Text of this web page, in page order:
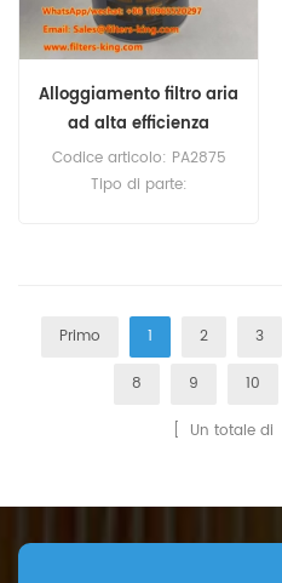
548G 548GII 6403 640G
648G 648GIII 6603 740G
Alloggiamento filtro aria
ad alta efficienza
PA2875 25177202
Codice articolo: PA2875
Tipo di parte:
Primo 1 2 3
8 9 10
[ Un totale di